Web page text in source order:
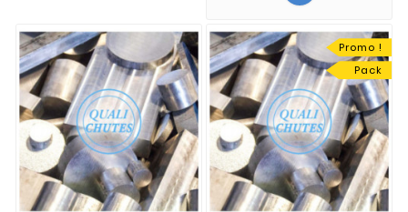
Promo !
Pack